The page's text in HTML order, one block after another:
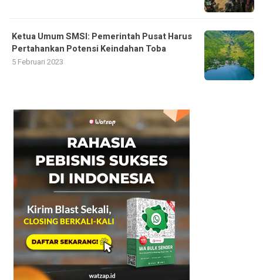
Ketua Umum SMSI: Pemerintah Pusat Harus
Pertahankan Potensi Keindahan Toba
5 Februari 2023